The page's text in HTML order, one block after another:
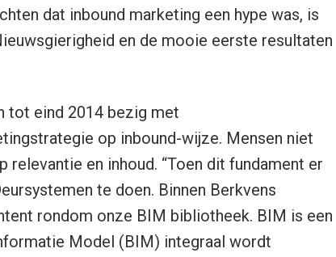
dat inbound marketing een hype was, is
en de mooie eerste resultaten
tot eind 2014 bezig met
op inbound-wijze. Mensen niet
en inhoud. “Toen dit fundament er
te doen. Binnen Berkvens
rondom onze BIM bibliotheek. BIM is een
Model (BIM) integraal wordt